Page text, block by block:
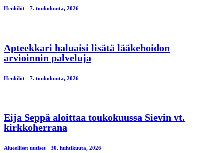
Henkilöt 7. toukokuuta, 2026
Apteekkari haluaisi lisätä lääkehoidon
arvioinnin palveluja
Henkilöt 7. toukokuuta, 2026
Eija Seppä aloittaa toukokuussa Sievin vt.
kirkkoherrana
Alueelliset uutiset 30. huhtikuuta, 2026